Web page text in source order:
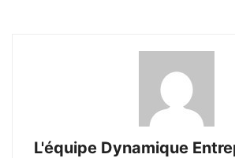
L'équipe Dynamique